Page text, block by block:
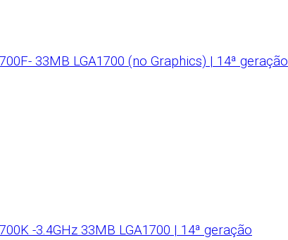
33MB LGA1700 (no Graphics) | 14ª geração
-3.4GHz 33MB LGA1700 | 14ª geração